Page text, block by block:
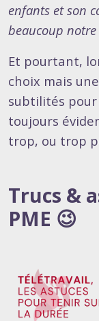
enfants et son
beaucoup
Et pourtant,
choix mais
subtilités pour
toujours
trop, ou trop
Trucs &
PME 😉